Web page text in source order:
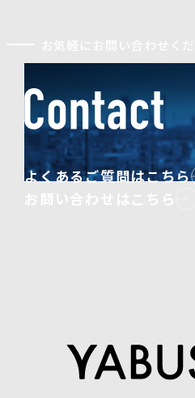
よくあるご質問はこちら